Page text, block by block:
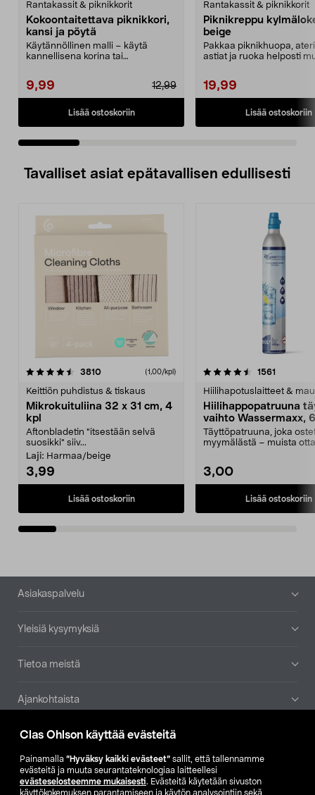
Clas Ohlson käyttää evästeitä
Painamalla ”Hyväksy kaikki evästeet” sallit, että tallennamme
evästeitä ja muuta seurantateknologiaa laitteellesi
evästeselosteemme mukaisesti. Evästeitä käytetään sivuston
käyttökokemuksen parantamiseen ja käytön analysointiin sekä
Rantakassit & piknikkorit
Kokoontaitettava piknikkori,
kansi ja pöytä
Käytännöllinen malli – käytä
kannellisena korina tai
9,99 12,99
Lisää ostoskoriin
Rantakassit & piknikkorit
Piknikreppu
beige
Pakkaa piknikhuopa,
astiat ja ruoka helposti
19,99
Lisää ostoskoriin
Tavalliset asiat epätavallisen edullisesti
3810arvostelut (1,00/kpl)
Keittiön puhdistus & tiskaus
Mikrokuituliina 32 x 31 cm, 4
kpl
Aftonbladetin "itsestään selvä
suosikki" siiv...
Laji: Harmaa/beige
3,99
Lisää ostoskoriin
4.5viidestä
1561
Hiilihapotuslaitteet &
Hiilihappopatruuna
vaihto Wassermaxx,
Täyttöpatruuna, joka
myymälästä – muista
3,00
Lisää ostoskoriin
4.5viidestä
Alatunniste
Asiakaspalvelu
Yleisiä kysymyksiä
Tietoa meistä
Ajankohtaista
Muut yrityksemme
Etsi myymälä